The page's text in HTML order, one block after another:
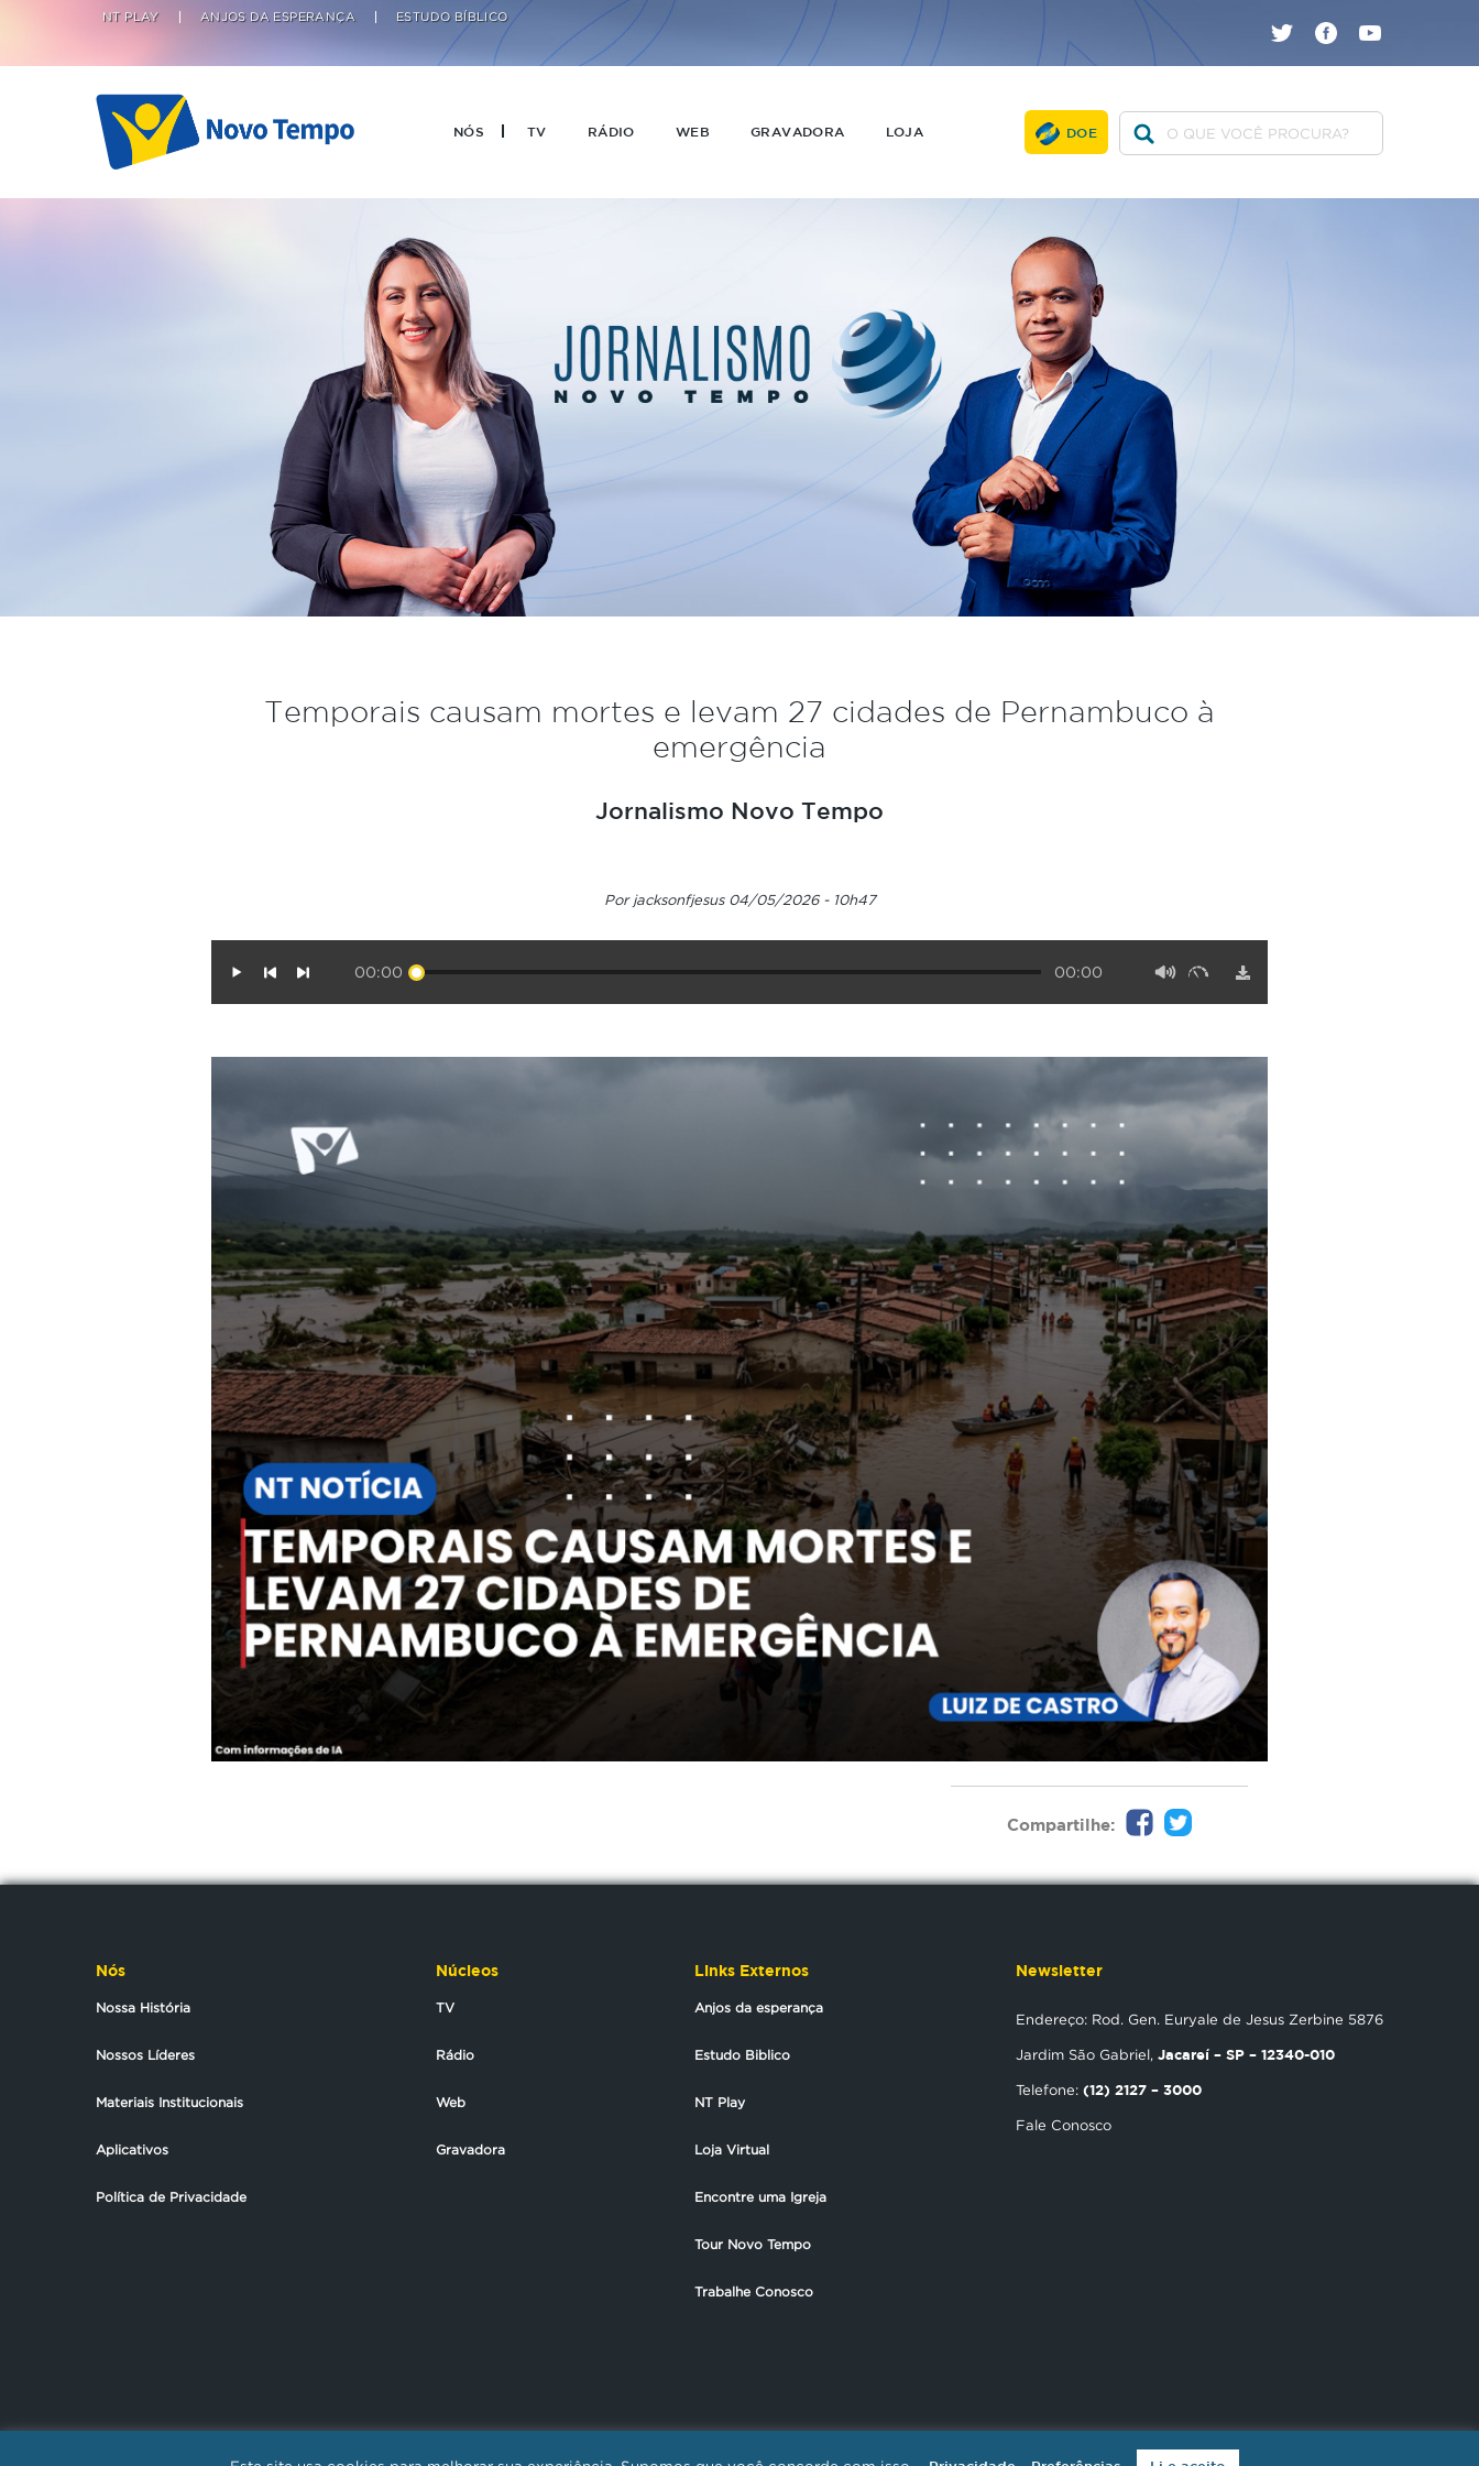
NÓS TV RÁDIO WEB
NT PLAY ANJOS DA ESPERANÇA ESTUDO BÍBLICO
GRAVADORA LOJA DOE
Temporais causam mortes e levam 27 cidades de Pernambuco à
emergência
Jornalismo Novo Tempo
Por jacksonfjesus 04/05/2026 - 10h47
00:00 00:00
Compartilhe:
Nós
Nossa História
Nossos Líderes
Materiais Institucionais
Aplicativos
Política de Privacidade
Núcleos
TV
Rádio
Web
Gravadora
Links Externos
Anjos da esperança
Estudo Biblico
NT Play
Loja Virtual
Encontre uma Igreja
Tour Novo Tempo
Trabalhe Conosco
Newsletter
Endereço: Rod. Gen. Euryale de Jesus Zerbine 5876
Jardim São Gabriel, Jacareí – SP – 12340-010
Telefone: (12) 2127 – 3000
Fale Conosco